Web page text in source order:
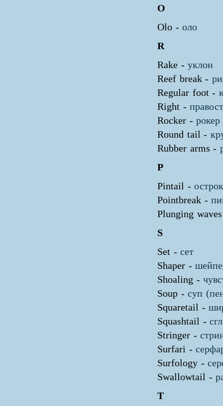
O
Olo -оло
R
Rake -уклон
Reef break -
Regular foot -
Right -
Rocker -рокер
Round tail -
Rubber arms -
P
Pintail -
Pointbreak -
Plunging
S
Set -сет
Shaper -
Shoaling -
Soup -суп
Squaretail -
Squashtail -
Stringer -
Surfari -
Surfology -
Swallowtail -
T